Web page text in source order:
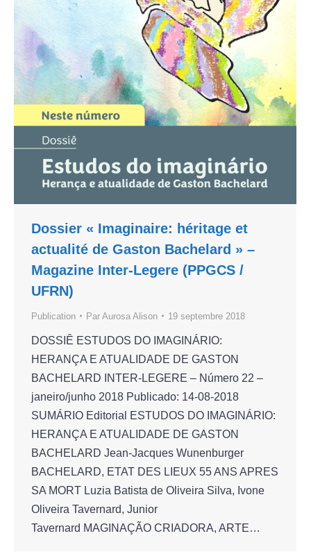
Dossier « Imaginaire: héritage et
actualité de Gaston Bachelard » –
Magazine Inter-Legere (PPGCS /
UFRN)
Publication Par Aurosa Alison 19 septembre 2018
DOSSIÊ ESTUDOS DO IMAGINÁRIO:
HERANÇA E ATUALIDADE DE GASTON
BACHELARD INTER-LEGERE – Número 22 –
janeiro/junho 2018 Publicado: 14-08-2018
SUMÁRIO Editorial ESTUDOS DO IMAGINÁRIO:
HERANÇA E ATUALIDADE DE GASTON
BACHELARD Jean-Jacques Wunenburger
BACHELARD, ETAT DES LIEUX 55 ANS APRES
SA MORT Luzia Batista de Oliveira Silva, Ivone
Oliveira Tavernard, Junior
Tavernard MAGINAÇÃO CRIADORA, ARTE…